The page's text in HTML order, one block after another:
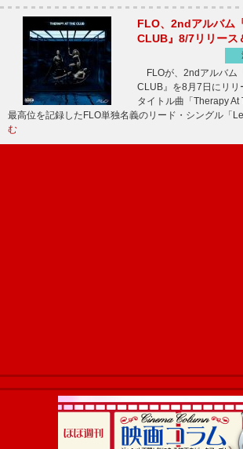
FLO、2ndアルバム
CLUB』8/7リリース
FLOが、2ndアルバム
CLUB』を8月7日にリ
タイトル曲「Therapy
最高位を記録したFLO単独名義のリード・シングル「
む